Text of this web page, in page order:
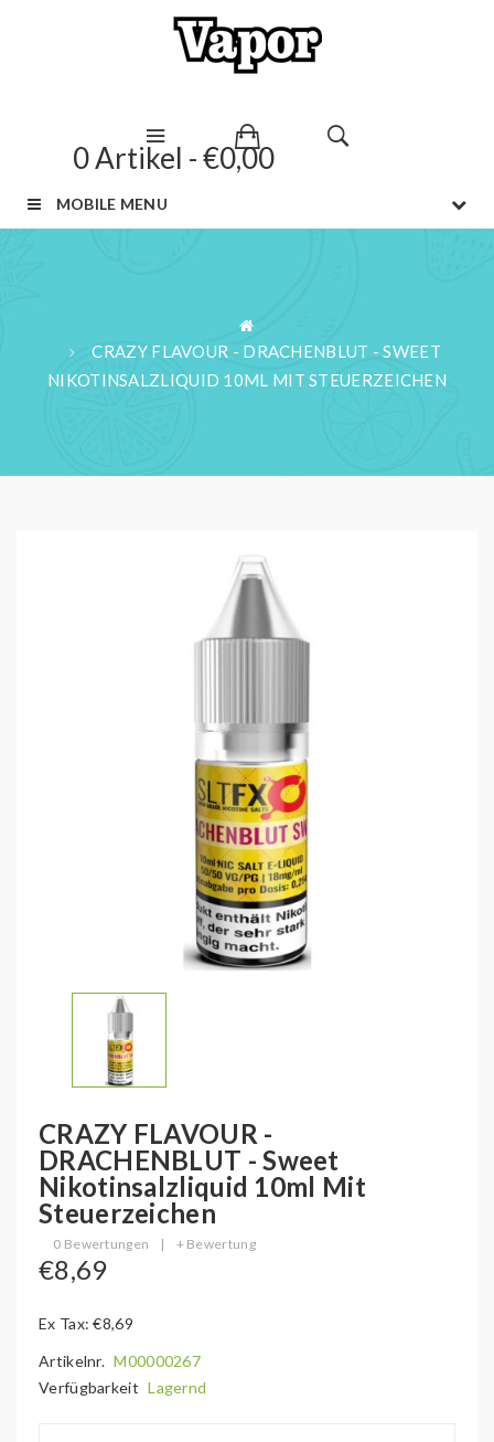
0 Artikel - €0,00
MOBILE MENU
CRAZY FLAVOUR - DRACHENBLUT - SWEET
NIKOTINSALZLIQUID 10ML MIT STEUERZEICHEN
CRAZY FLAVOUR -
DRACHENBLUT - Sweet
Nikotinsalzliquid 10ml Mit
Steuerzeichen
0 Bewertungen | + Bewertung
€8,69
Ex Tax: €8,69
Artikelnr. M00000267
Verfügbarkeit Lagernd